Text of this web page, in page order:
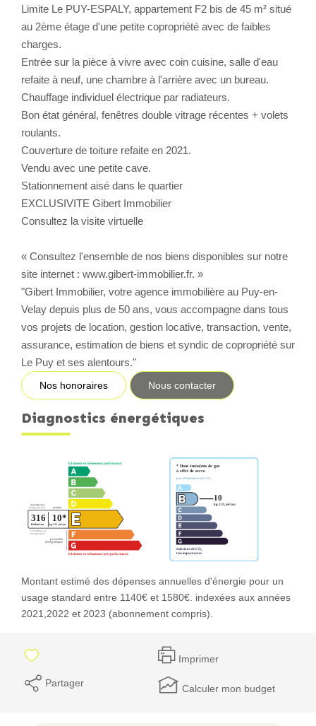
Nous Rejoindre
CONTACT
Limite Le PUY-ESPALY, appartement F2 bis de 45 m² situé
au 2ème étage d'une petite copropriété avec de faibles
charges.
Entrée sur la pièce à vivre avec coin cuisine, salle d'eau
refaite à neuf, une chambre à l'arrière avec un bureau.
Chauffage individuel électrique par radiateurs.
Bon état général, fenêtres double vitrage récentes + volets
roulants.
Couverture de toiture refaite en 2021.
Vendu avec une petite cave.
Stationnement aisé dans le quartier
EXCLUSIVITE Gibert Immobilier
Consultez la visite virtuelle
« Consultez l'ensemble de nos biens disponibles sur notre
site internet : www.gibert-immobilier.fr. »
"Gibert Immobilier, votre agence immobilière au Puy-en-
Velay depuis plus de 50 ans, vous accompagne dans tous
vos projets de location, gestion locative, transaction, vente,
assurance, estimation de biens et syndic de copropriété sur
Le Puy et ses alentours."
Nos honoraires Nous contacter
Diagnostics énergétiques
Montant estimé des dépenses annuelles d'énergie pour un
usage standard entre 1140€ et 1580€. indexées aux années
2021,2022 et 2023 (abonnement compris).
Imprimer
Partager Calculer mon budget